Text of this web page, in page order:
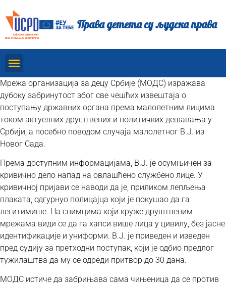
Права детета су људска права
Мрежа организација за децу Србије (МОДС) изражава
дубоку забринутост због све чешћих извештаја о
поступању државних органа према малолетним лицима
током актуелних друштвених и политичких дешавања у
Србији, а посебно поводом случаја малолетног В.Ј. из
Новог Сада.
Према доступним информацијама, В.Ј. је осумњичен за
кривично дело напад на овлашћено службено лице. У
кривичној пријави се наводи да је, приликом лепљења
плаката, одгурнуо полицајца који је покушао да га
легитимише. На снимцима који круже друштвеним
мрежама види се да га хапси више лица у цивилу, без јасне
идентификације и униформи. В.Ј. је приведен и изведен
пред судију за претходни поступак, који је одбио предлог
тужилаштва да му се одреди притвор до 30 дана.
МОДС истиче да забрињава сама чињеница да се против